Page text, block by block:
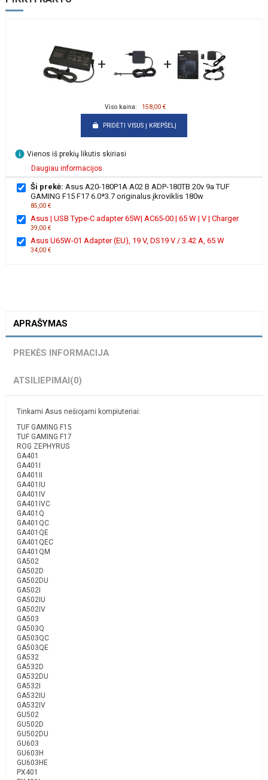
+ +
Viso kaina: 158,00 €
PRIDĖTI VISUS Į KREPŠELĮ
info Vienos iš prekių likutis skiriasi
Daugiau informacijos
Ši prekė: Asus A20-180P1A A02 B ADP-180TB 20v 9a TUF
GAMING F15 F17 6.0*3.7 originalus įkroviklis 180w
85,00 €
Asus | USB Type-C adapter 65W| AC65-00 | 65 W | V | Charger
39,00 €
Asus U65W-01 Adapter (EU), 19 V, DS19 V / 3.42 A, 65 W
34,00 €
APRAŠYMAS
PREKĖS INFORMACIJA
ATSILIEPIMAI (0)
Tinkami Asus nešiojami kompiuteriai:
TUF GAMING F15
TUF GAMING F17
ROG ZEPHYRUS
GA401
GA401I
GA401II
GA401IU
GA401IV
GA401IVC
GA401Q
GA401QC
GA401QE
GA401QEC
GA401QM
GA502
GA502D
GA502DU
GA502I
GA502IU
GA502IV
GA503
GA503Q
GA503QC
GA503QE
GA532
GA532D
GA532DU
GA532I
GA532IU
GA532IV
GU502
GU502D
GU502DU
GU603
GU603H
GU603HE
PX401